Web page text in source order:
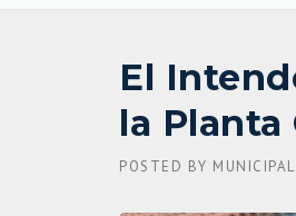
El
la Planta
POSTED BY